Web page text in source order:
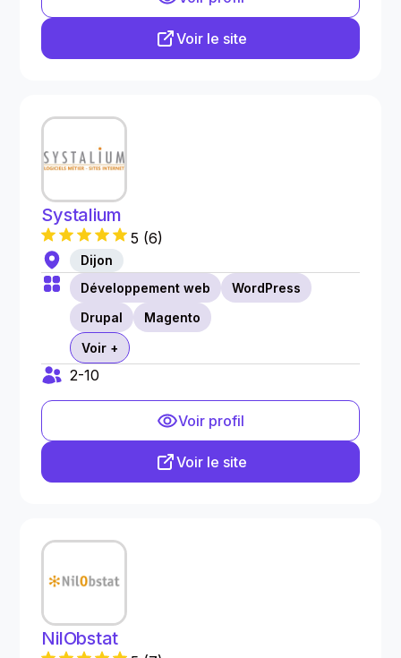
Voir le site
Systalium
5 (6)
Dijon
Développement web
WordPress
Drupal
Magento
Voir +
2-10
Voir profil
Voir le site
NilObstat